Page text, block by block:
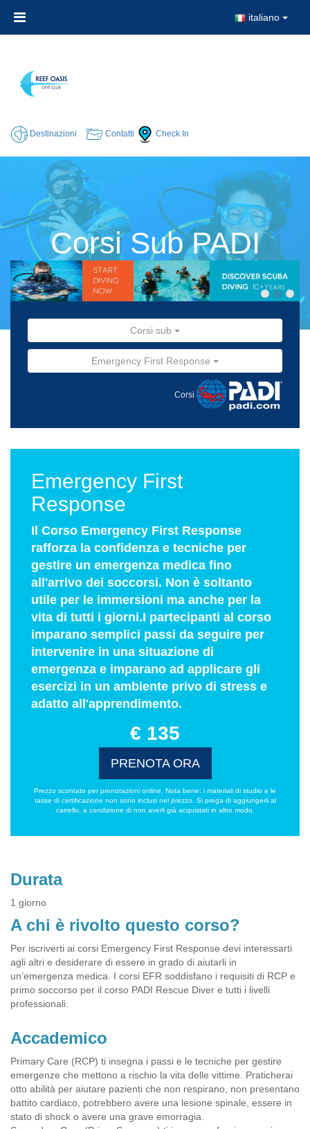
italiano
Destinazioni Contatti Check In
Corsi Sub PADI
Corsi sub
Emergency First Response
Corsi
Emergency First
Response
Il Corso Emergency First Response
rafforza la confidenza e tecniche per
gestire un emergenza medica fino
all'arrivo dei soccorsi. Non è soltanto
utile per le immersioni ma anche per la
vita di tutti i giorni.I partecipanti al corso
imparano semplici passi da seguire per
intervenire in una situazione di
emergenza e imparano ad applicare gli
esercizi in un ambiente privo di stress e
adatto all'apprendimento.
€ 135
PRENOTA ORA
Prezzo scontato per prenotazioni online. Nota bene: i materiali di studio e le
tasse di certificazione non sono inclusi nel prezzo. Si prega di aggiungerli al
carrello, a condizione di non averli già acquistati in altro modo.
Durata
1 giorno
A chi è rivolto questo corso?
Per iscriverti ai corsi Emergency First Response devi interessarti
agli altri e desiderare di essere in grado di aiutarli in
un’emergenza medica. I corsi EFR soddisfano i requisiti di RCP e
primo soccorso per il corso PADI Rescue Diver e tutti i livelli
professionali.
Accademico
Primary Care (RCP) ti insegna i passi e le tecniche per gestire
emergenze che mettono a rischio la vita delle vittime. Praticherai
otto abilità per aiutare pazienti che non respirano, non presentano
battito cardiaco, potrebbero avere una lesione spinale, essere in
stato di shock o avere una grave emorragia.